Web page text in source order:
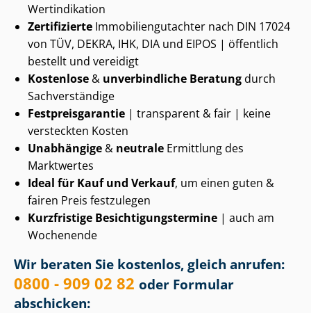
Wertindikation
Zertifizierte Im­mo­bi­li­en­gut­ach­ter nach DIN 17024
von TÜV, DEKRA, IHK, DIA und EIPOS | öffentlich
bestellt und vereidigt
Kostenlose & unverbindliche Beratungdurch
Sachverständige
Fest­preis­ga­ran­tie | transparent & fair | keine
versteckten Kosten
Unabhängige & neutrale Ermittlung des
Marktwertes
Ideal für Kauf und Verkauf, um einen guten &
fairen Preis festzulegen
Kurzfristige Be­sich­ti­gungs­ter­mi­ne | auch am
Wochenende
Wir beraten Sie kostenlos, gleich anrufen:
0800 - 909 02 82 oder Formular
abschicken: